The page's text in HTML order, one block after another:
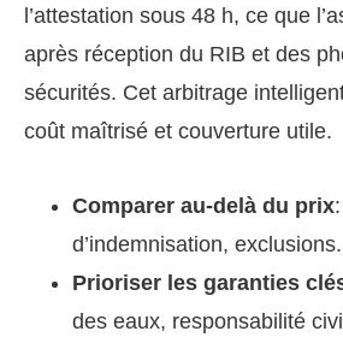
l’attestation sous 48 h, ce que
après réception du RIB et des
sécurités. Cet arbitrage
coût maîtrisé et couverture utile.
Comparer au-delà du prix
d’indemnisation, exclusions.
Prioriser les garanties
des eaux, responsabilité